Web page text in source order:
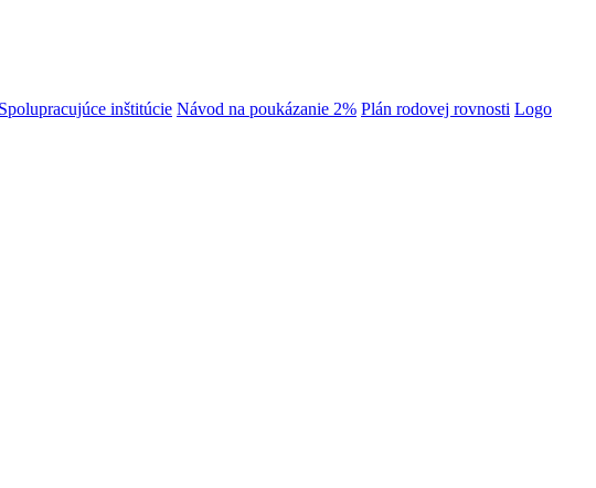
Spolupracujúce inštitúcie Návod na poukázanie 2% Plán rodovej rovnosti Logo